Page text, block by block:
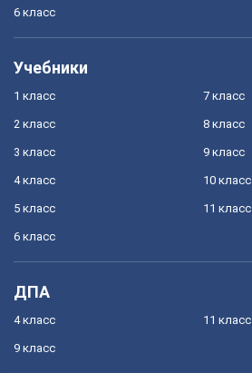
6 класс
Учебники
1 класс
2 класс
3 класс
4 класс
5 класс
6 класс
7 класс
8 класс
9 класс
10 класс
11 класс
ДПА
4 класс
9 класс
11 класс